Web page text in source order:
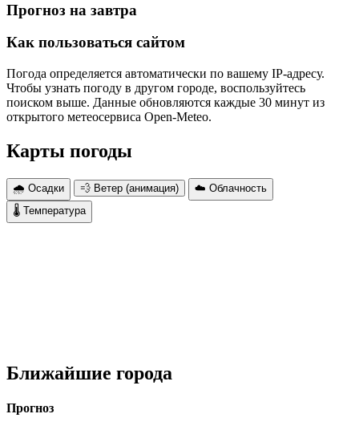
Прогноз на завтра
Как пользоваться сайтом
Погода определяется автоматически по вашему IP-адресу.
Чтобы узнать погоду в другом городе, воспользуйтесь
поиском выше. Данные обновляются каждые 30 минут из
открытого метеосервиса Open-Meteo.
Карты погоды
🌧 Осадки 💨 Ветер (анимация)
☁️ Облачность
🌡 Температура
Ближайшие города
Прогноз